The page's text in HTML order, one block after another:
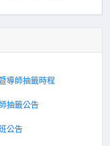
導師抽籤時程
抽籤公告
公告